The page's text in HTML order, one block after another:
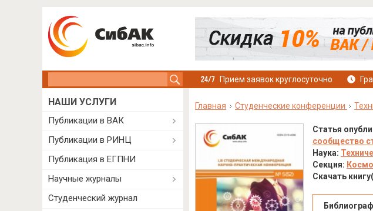
Прием заявок круглосуточно
Главная Студенческие конференции
Статья
сообщество
Наука:
Секция:
Скачать
НАШИ УСЛУГИ
Публикации в ВАК
Публикации в РИНЦ
Публикация в ЕГПНИ
Научные журналы
Студенческий журнал